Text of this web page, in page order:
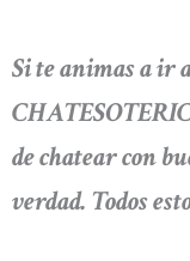
Si te animas a ir
de chatear con
verdad. Todos